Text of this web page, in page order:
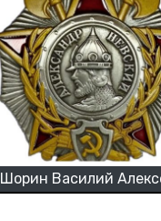
Шорин Василий